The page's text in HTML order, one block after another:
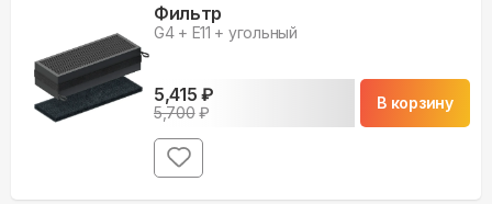
Фильтр
G4 + E11 + угольный
5,415 ₽
5,700₽
В корзину